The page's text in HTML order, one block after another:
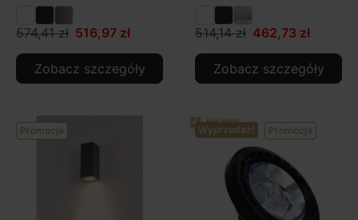
574,41 zł 516,97 zł
Zobacz szczegóły
514,14 zł 462,73 zł
Zobacz szczegóły
Promocja Wyprzedaż! Promocja